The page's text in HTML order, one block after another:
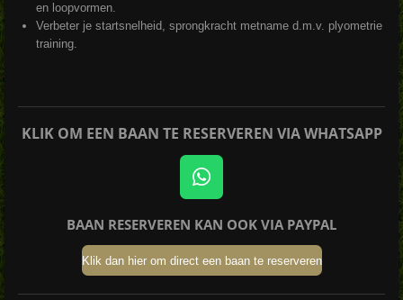
en loopvormen.
Verbeter je startsnelheid, sprongkracht metname d.m.v. plyometrie
training.
KLIK OM EEN BAAN TE RESERVEREN VIA WHATSAPP
W
a
t
s
A
BAAN RESERVEREN KAN OOK VIA PAYPAL
Klik dan hier om direct een baan te reserveren